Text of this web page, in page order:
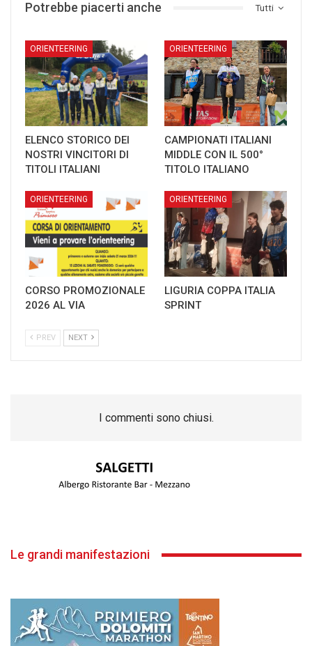
Tutti
Potrebbe piacerti anche
ORIENTEERING
ELENCO STORICO DEI
NOSTRI VINCITORI DI
TITOLI ITALIANI
ORIENTEERING
CAMPIONATI ITALIANI
MIDDLE CON IL 500°
TITOLO ITALIANO
ORIENTEERING
CORSO PROMOZIONALE
2026 AL VIA
ORIENTEERING
LIGURIA COPPA ITALIA
SPRINT
PREV NEXT
I commenti sono chiusi.
Le grandi manifestazioni